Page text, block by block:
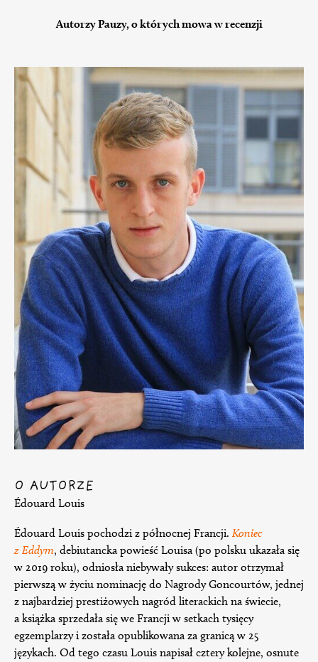
Autorzy Pauzy, o których mowa w recenzji
O AUTORZE
Édouard Louis
Édouard Louis pochodzi z północnej Francji. Koniec
z Eddym, debiutancka powieść Louisa (po polsku ukazała się
w 2019 roku), odniosła niebywały sukces: autor otrzymał
pierwszą w życiu nominację do Nagrody Goncourtów, jednej
z najbardziej prestiżowych nagród literackich na świecie,
a książka sprzedała się we Francji w setkach tysięcy
egzemplarzy i została opublikowana za granicą w 25
językach. Od tego czasu Louis napisał cztery kolejne, osnute